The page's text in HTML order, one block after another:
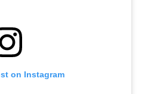
on Instagram